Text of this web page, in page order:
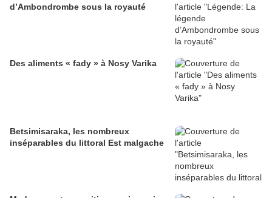
d’Ambondrombe sous la royauté
Des aliments « fady » à Nosy Varika
Betsimisaraka, les nombreux
inséparables du littoral Est malgache